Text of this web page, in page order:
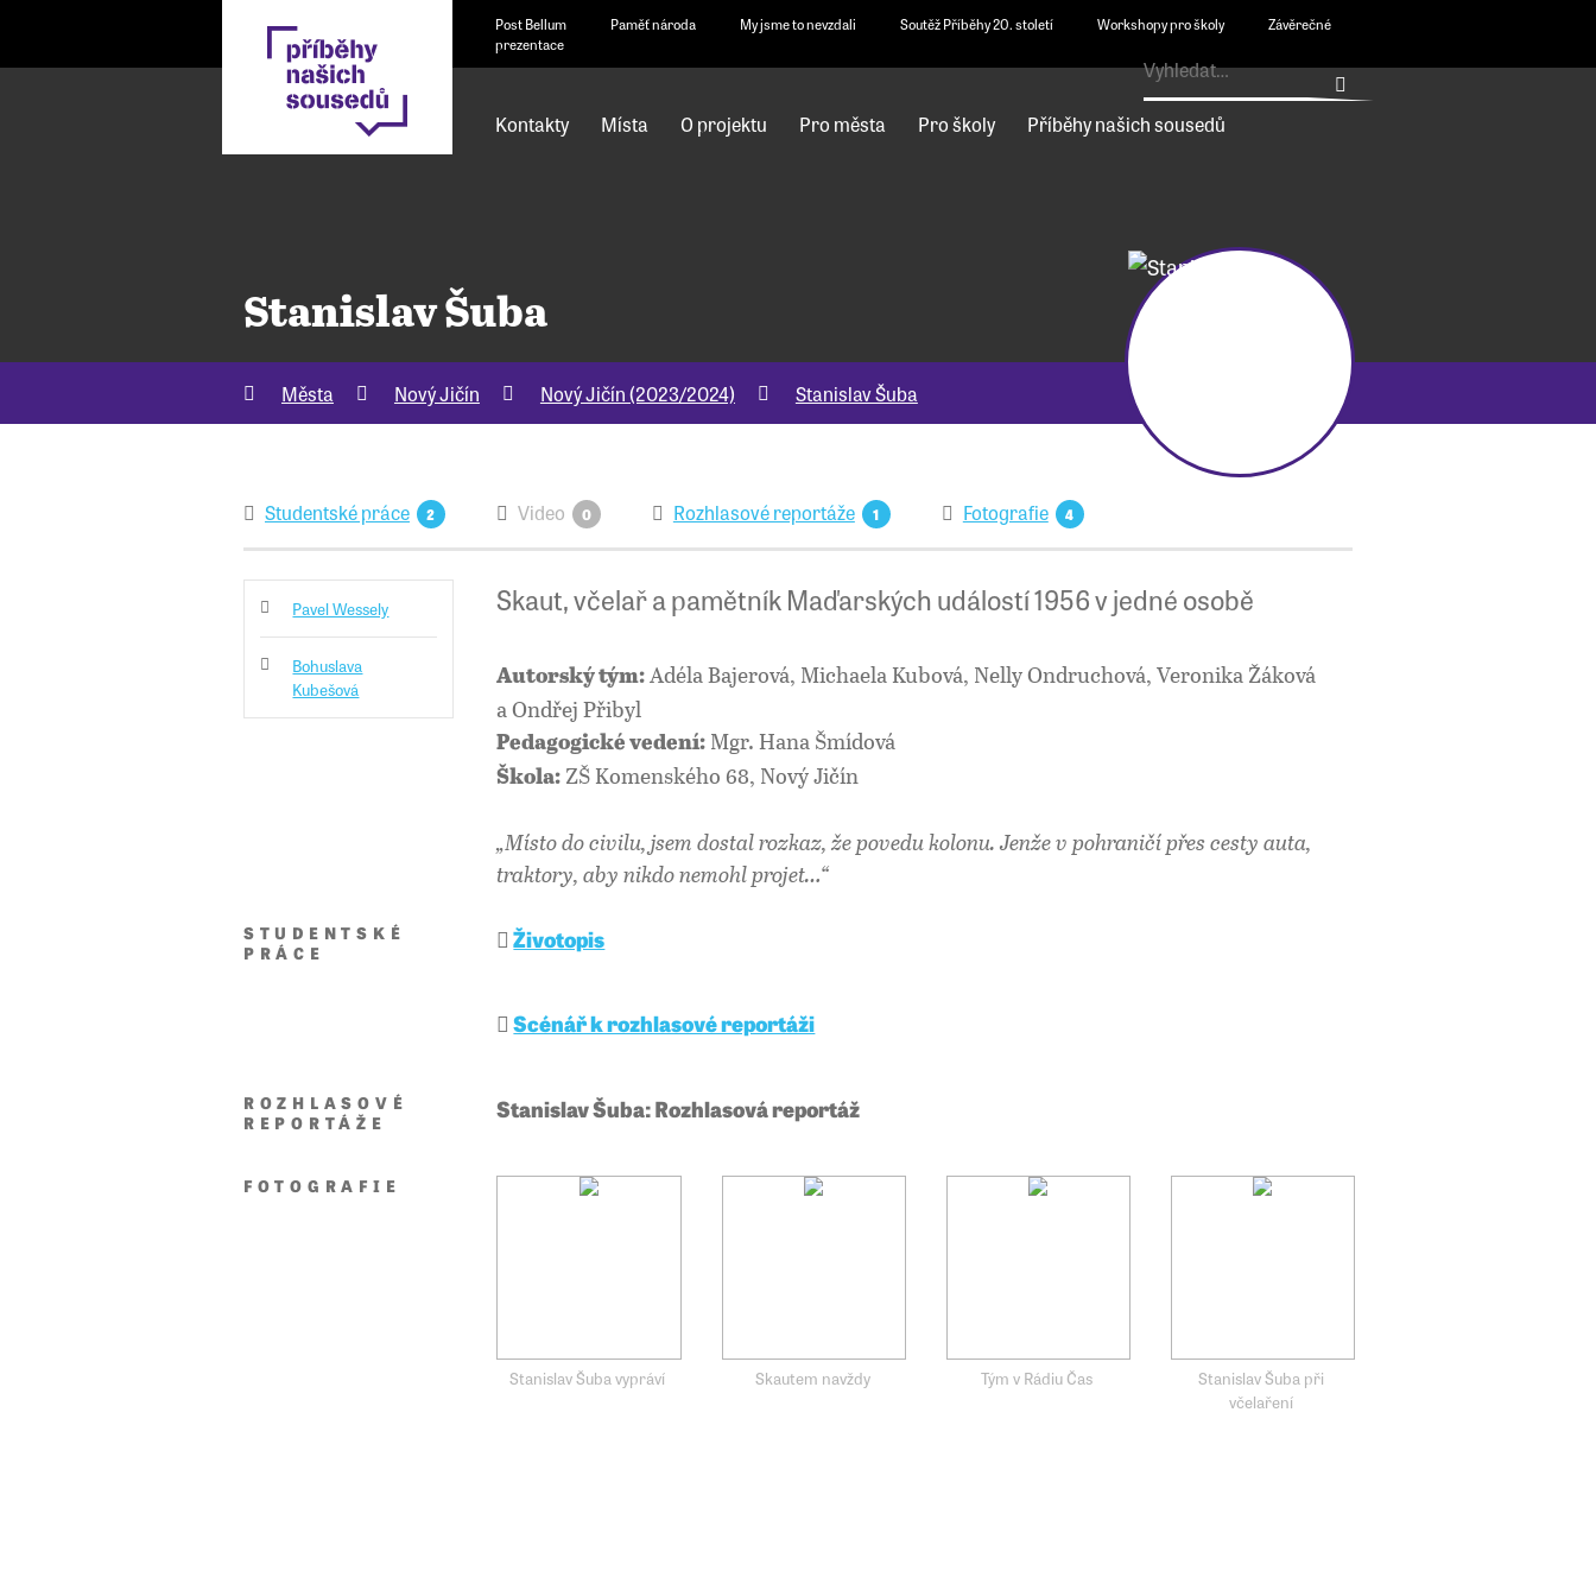
Post Bellum Paměť národa My jsme to nevzdali Soutěž Příběhy 20. století Workshopy pro školy
Závěrečné
prezentace
Kontakty Místa O projektu Pro města Pro školy Příběhy našich sousedů
Stanislav Šuba
Města Nový Jičín Nový Jičín (2023/2024) Stanislav Šuba
Studentské práce 2 Video 0 Rozhlasové reportáže 1 Fotografie 4
Pavel Wessely
Bohuslava
Kubešová
Skaut, včelař a pamětník Maďarských událostí 1956 v jedné osobě
Autorský tým: Adéla Bajerová, Michaela Kubová, Nelly Ondruchová, Veronika Žáková
a Ondřej Přibyl
Pedagogické vedení: Mgr. Hana Šmídová
Škola: ZŠ Komenského 68, Nový Jičín
„Místo do civilu, jsem dostal rozkaz, že povedu kolonu. Jenže v pohraničí přes cesty auta,
traktory, aby nikdo nemohl projet…“
STUDENTSKÉ
PRÁCE
Životopis
Scénář k rozhlasové reportáži
ROZHLASOVÉ
REPORTÁŽE
Stanislav Šuba: Rozhlasová reportáž
FOTOGRAFIE
Stanislav Šuba vypráví Skautem navždy Tým v Rádiu Čas
Stanislav Šuba při
včelaření